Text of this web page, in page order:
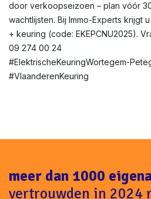
door verkoopseizoen – plan vóór
wachtlijsten. Bij Immo-Experts krijgt
+ keuring (code: EKEPCNU2025).
09 274 00 24
#ElektrischeKeuringWortegem-
#VlaanderenKeuring
meer dan 1000
vertrouwden in 2024